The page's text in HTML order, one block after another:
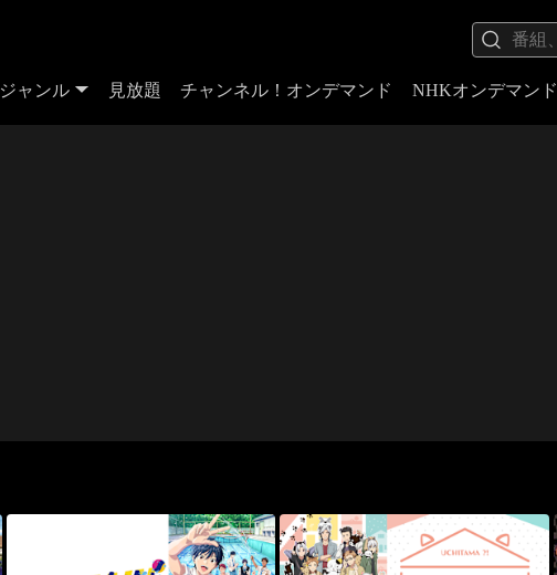
ジャンル 見放題 チャンネル！オンデマンド NHKオンデマンド